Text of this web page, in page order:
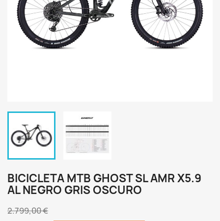
BICICLETA MTB GHOST SL AMR X5.9
AL NEGRO GRIS OSCURO
2.799,00 €